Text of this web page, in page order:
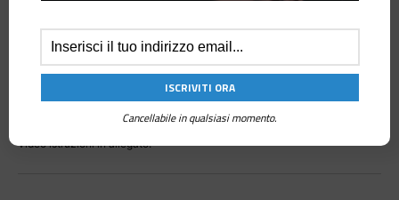
lunghezza di 70 centimetri, il diametro è di circa 2,30 cm.
Video istruzioni in allegato.
Cancellabile in qualsiasi momento.